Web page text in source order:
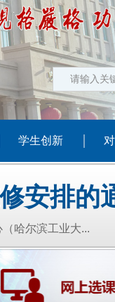
学生创新
安排的
哈尔滨工业大...